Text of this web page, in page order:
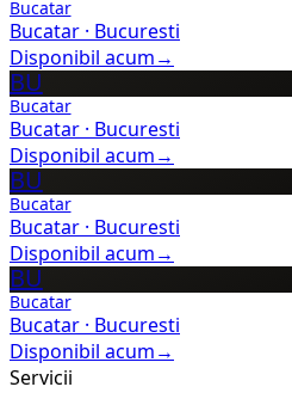
Bucatar
Bucatar · Bucuresti
Disponibil acum→
BU
Bucatar
Bucatar · Bucuresti
Disponibil acum→
BU
Bucatar
Bucatar · Bucuresti
Disponibil acum→
BU
Bucatar
Bucatar · Bucuresti
Disponibil acum→
Servicii